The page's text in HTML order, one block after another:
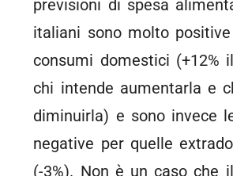
previsioni di spesa
italiani sono molto
consumi domestici (+12%
chi intende aumentarla e
diminuirla) e sono invece
negative per quelle
(-3%). Non è un caso che